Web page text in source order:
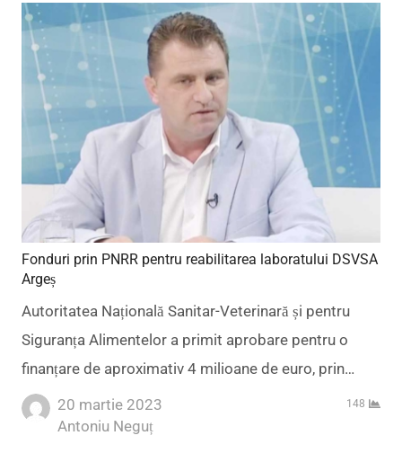
Fonduri prin PNRR pentru reabilitarea laboratului DSVSA
Argeș
Autoritatea Națională Sanitar-Veterinară și pentru
Siguranța Alimentelor a primit aprobare pentru o
finanțare de aproximativ 4 milioane de euro, prin…
20 martie 2023
Author
Antoniu Neguț
148